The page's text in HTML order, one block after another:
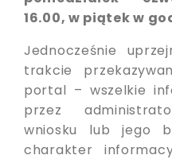
16.00, w piątek w
Jednocześnie
trakcie
portal – wszelkie
przez
wniosku lub jego
charakter